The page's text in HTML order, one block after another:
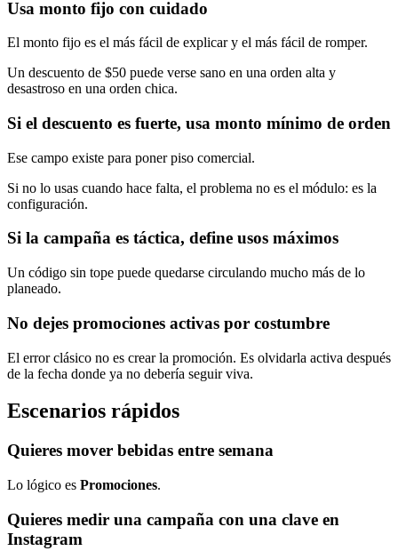
Usa monto fijo con cuidado
El monto fijo es el más fácil de explicar y el más fácil de romper.
Un descuento de $50 puede verse sano en una orden alta y
desastroso en una orden chica.
Si el descuento es fuerte, usa monto mínimo de orden
Ese campo existe para poner piso comercial.
Si no lo usas cuando hace falta, el problema no es el módulo: es la
configuración.
Si la campaña es táctica, define usos máximos
Un código sin tope puede quedarse circulando mucho más de lo
planeado.
No dejes promociones activas por costumbre
El error clásico no es crear la promoción. Es olvidarla activa después
de la fecha donde ya no debería seguir viva.
Escenarios rápidos
Quieres mover bebidas entre semana
Lo lógico es Promociones.
Quieres medir una campaña con una clave en
Instagram